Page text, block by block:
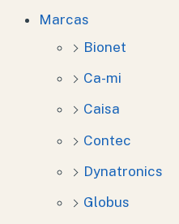
Marcas
Bionet
Ca-mi
Caisa
Contec
Dynatronics
Globus